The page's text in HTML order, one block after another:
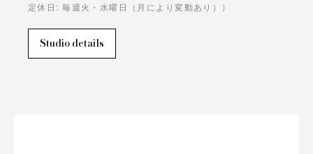
定休日: 毎週火・水曜日（月により変動あり））
Studio details